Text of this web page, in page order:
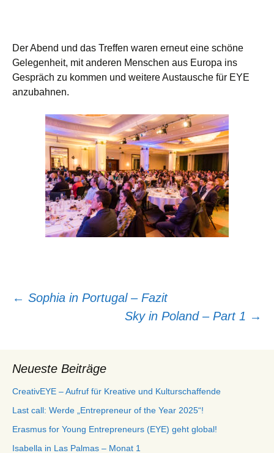
Der Abend und das Treffen waren erneut eine schöne
Gelegenheit, mit anderen Menschen aus Europa ins
Gespräch zu kommen und weitere Austausche für EYE
anzubahnen.
Beitragsnavigation
← Sophia in Portugal – Fazit
Sky in Poland – Part 1 →
Neueste Beiträge
CreativEYE – Aufruf für Kreative und Kulturschaffende
Last call: Werde „Entrepreneur of the Year 2025“!
Erasmus for Young Entrepreneurs (EYE) geht global!
Isabella in Las Palmas – Monat 1